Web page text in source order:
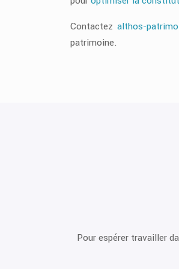
Contactez althos-
patrimoine.